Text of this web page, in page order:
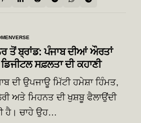
ਤੋਂ ਬ੍ਰਾਂਡ: ਪੰਜਾਬ ਦੀਆਂ ਔਰਤਾਂ
ਡਿਜੀਟਲ ਸਫ਼ਲਤਾ ਦੀ ਕਹਾਣੀ
ਦੀ ਉਪਜਾਊ ਮਿੱਟੀ ਹਮੇਸ਼ਾ ਹਿੰਮਤ,
ਅਤੇ ਮਿਹਨਤ ਦੀ ਖੁਸ਼ਬੂ ਫੈਲਾਉਂਦੀ
ਹੈ। ਚਾਹੇ ਉਹ…